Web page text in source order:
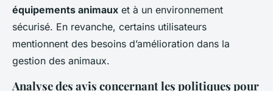
équipements animaux et à un environnement
sécurisé. En revanche, certains utilisateurs
mentionnent des besoins d’amélioration dans la
gestion des animaux.
Analyse des avis concernant les politiques pour